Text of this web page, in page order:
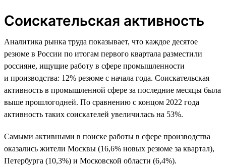
Соискательская активность
Аналитика рынка труда показывает, что каждое десятое
резюме в России по итогам первого квартала разместили
россияне, ищущие работу в сфере промышленности
и производства: 12% резюме с начала года. Соискательская
активность в промышленной сфере за последние месяцы была
выше прошлогодней. По сравнению с концом 2022 года
активность таких соискателей увеличилась на 53%.
Самыми активными в поиске работы в сфере производства
оказались жители Москвы (16,6% новых резюме за квартал),
Петербурга (10,3%) и Московской области (6,4%).